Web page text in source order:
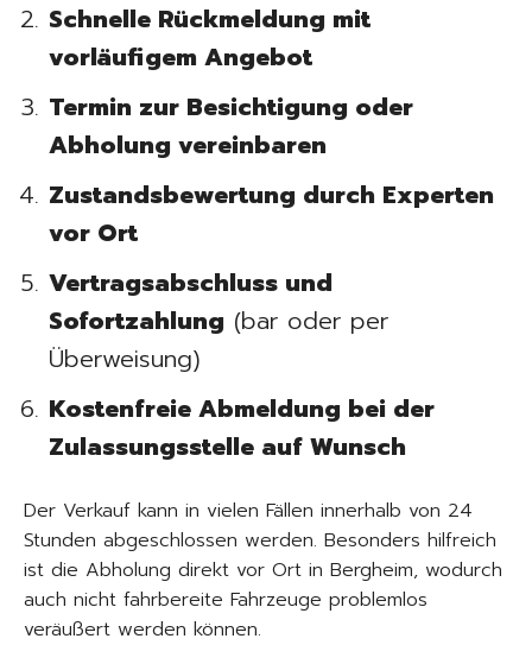
Schnelle Rückmeldung mit
vorläufigem Angebot
Termin zur Besichtigung oder
Abholung vereinbaren
Zustandsbewertung durch Experten
vor Ort
Vertragsabschluss und
Sofortzahlung (bar oder per
Überweisung)
Kostenfreie Abmeldung bei der
Zulassungsstelle auf Wunsch
Der Verkauf kann in vielen Fällen innerhalb von 24
Stunden abgeschlossen werden. Besonders hilfreich
ist die Abholung direkt vor Ort in Bergheim, wodurch
auch nicht fahrbereite Fahrzeuge problemlos
veräußert werden können.